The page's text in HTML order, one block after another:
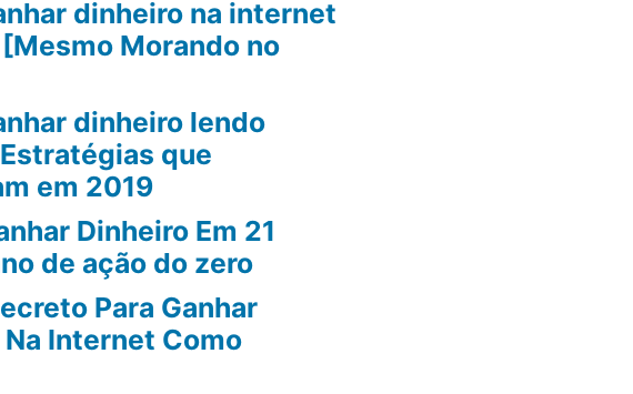
dinheiro na internet
Morando no
dinheiro lendo
que
em 2019
Dinheiro Em 21
de ação do zero
Para Ganhar
Internet Como